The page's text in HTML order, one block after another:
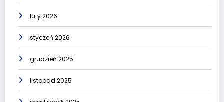
luty 2026
styczeń 2026
grudzień 2025
listopad 2025